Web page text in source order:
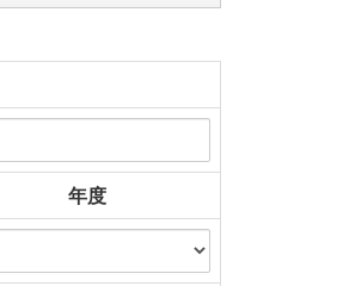
年度